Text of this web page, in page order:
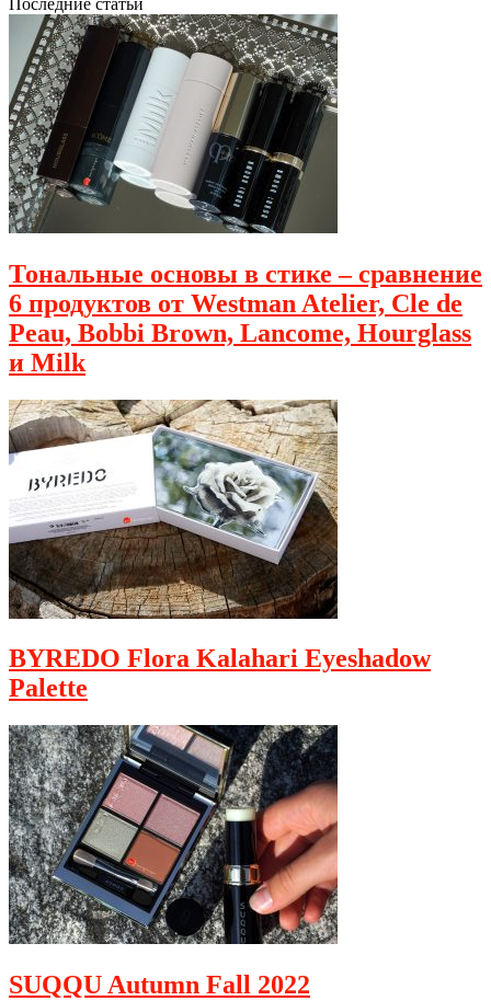
Тональные основы в стике – сравнение
6 продуктов от Westman Atelier, Cle de
Peau, Bobbi Brown, Lancome, Hourglass
и Milk
BYREDO Flora Kalahari Eyeshadow
Palette
SUQQU Autumn Fall 2022